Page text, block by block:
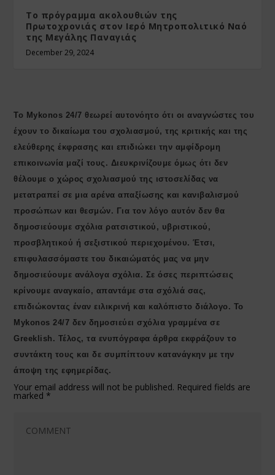
Το πρόγραμμα ακολουθιών της
Πρωτοχρονιάς στον Ιερό Μητροπολιτικό Ναό
της Μεγάλης Παναγιάς
December 29, 2024
Το Mykonos 24/7 θεωρεί αυτονόητο ότι οι αναγνώστες του
έχουν το δικαίωμα του σχολιασμού, της κριτικής και της
ελεύθερης έκφρασης και επιδιώκει την αμφίδρομη
επικοινωνία μαζί τους. Διευκρινίζουμε όμως ότι δεν
θέλουμε ο χώρος σχολιασμού της ιστοσελίδας να
μετατραπεί σε μια αρένα απαξίωσης και κανιβαλισμού
προσώπων και θεσμών. Για τον λόγο αυτόν δεν θα
δημοσιεύουμε σχόλια ρατσιστικού, υβριστικού,
προσβλητικού ή σεξιστικού περιεχομένου. Έτσι,
επιφυλασσόμαστε του δικαιώματός μας να μην
δημοσιεύουμε ανάλογα σχόλια. Σε όσες περιπτώσεις
κρίνουμε αναγκαίο, απαντάμε στα σχόλιά σας,
επιδιώκοντας έναν ειλικρινή και καλόπιστο διάλογο. Το
Μykonos 24/7 δεν δημοσιεύει σχόλια γραμμένα σε
Greeklish. Τέλος, τα ενυπόγραφα άρθρα εκφράζουν το
συντάκτη τους και δε συμπίπτουν κατανάγκην με την
άποψη της εφημερίδας.
Your email address will not be published. Required fields are
marked *